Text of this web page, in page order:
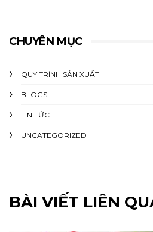
CHUYÊN MỤC
QUY TRÌNH SẢN XUẤT
BLOGS
TIN TỨC
UNCATEGORIZED
BÀI VIẾT LIÊN